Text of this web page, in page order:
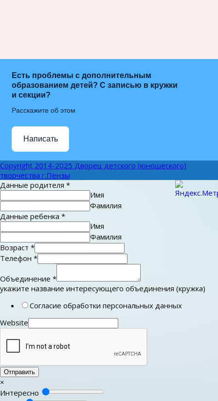
Есть проблемы с дополнительным
образованием детей? С записью в кружки
и секции?
Расскажите об этом
Написать
Copyright 2014-2025 Дворец детского (юношеского)
творчества г.Пензы
Данные родителя *
Имя
Фамилия
Данные ребенка *
Имя
Фамилия
Возраст *
Телефон *
Объединение *
укажите название интересующего объединения (кружка)
Согласие обработки персональных данных
Website
Отправить
×
Интересно